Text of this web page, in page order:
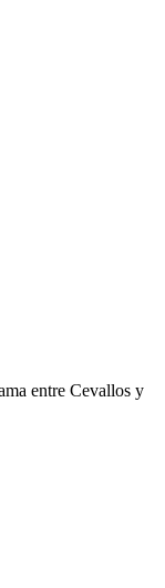
entre Cevallos y